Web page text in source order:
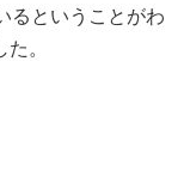
るということがわ
。